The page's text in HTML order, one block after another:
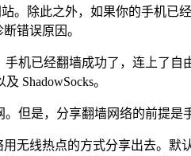
。除此之外，如果你的手机已
错误原因。
机已经翻墙成功了，连上了
ShadowSocks。
但是，分享翻墙网络的前提是
无线热点的方式分享出去。默